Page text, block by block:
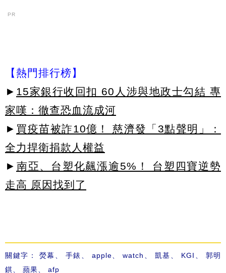
PR
【熱門排行榜】
► 15家銀行收回扣 60人涉與地政士勾結 專
家嘆：徹查恐血流成河
► 買疫苗被詐10億！ 慈濟發「3點聲明」：
全力捍衛捐款人權益
► 南亞、台塑化飆漲逾5%！ 台塑四寶逆勢
走高 原因找到了
關鍵字： 熒幕 手錶 apple 、watch 凱基 KGI
郭明
錤
蘋果 afp